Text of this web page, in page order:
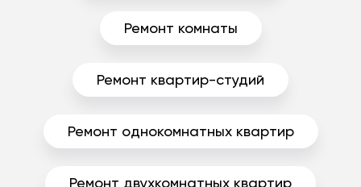
Ремонт комнаты
Ремонт квартир-студий
Ремонт однокомнатных квартир
Ремонт двухкомнатных квартир